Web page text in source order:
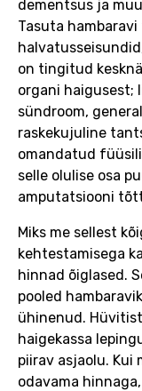
dementsus ja
Tasuta
on tingitud
organi haigusest;
sündroom,
raskekujuline
omandatud
selle olulise osa
amputatsiooni
Miks me sellest
kehtestamisega
hinnad õiglased.
pooled
ühinenud.
haigekassa
piirav asjaolu.
odavama